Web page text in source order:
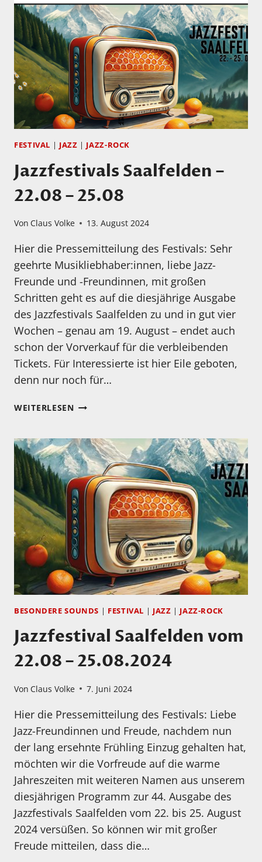
WOODSTOCK
FESTIVAL | JAZZ | JAZZ-ROCK
Jazzfestivals Saalfelden –
22.08 – 25.08
Von Claus Volke 13. August 2024
Hier die Pressemitteilung des Festivals: Sehr
geehrte Musikliebhaber:innen, liebe Jazz-
Freunde und -Freundinnen, mit großen
Schritten geht es auf die diesjährige Ausgabe
des Jazzfestivals Saalfelden zu und in gut vier
Wochen – genau am 19. August – endet auch
schon der Vorverkauf für die verbleibenden
Tickets. Für Interessierte ist hier Eile geboten,
denn nur noch für…
WEITERLESENJAZZFESTIVALS
22.08
–
25.08
BESONDERE SOUNDS | FESTIVAL | JAZZ | JAZZ-ROCK
Jazzfestival Saalfelden vom
22.08 – 25.08.2024
Von Claus Volke 7. Juni 2024
Hier die Pressemitteilung des Festivals: Liebe
Jazz-Freundinnen und Freude, nachdem nun
der lang ersehnte Frühling Einzug gehalten hat,
möchten wir die Vorfreude auf die warme
Jahreszeiten mit weiteren Namen aus unserem
diesjährigen Programm zur 44. Ausgabe des
Jazzfestivals Saalfelden vom 22. bis 25. August
2024 versüßen. So können wir mit großer
Freude mitteilen, dass die…